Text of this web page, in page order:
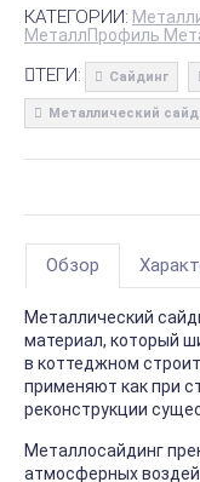
КАТЕГОРИИ:
МеталлПрофиль
ТЕГИ: Сайдинг
Металлический
Обзор
Металлический
материал, который
в коттеджном
применяют как при
реконструкции
Металлосайдинг
атмосферных